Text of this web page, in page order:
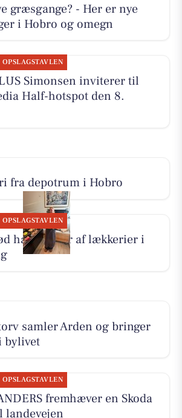
græsgange? - Her er nye
i Hobro og omegn
OPSLAGSTAVLEN
Simonsen inviterer til
Half-hotspot den 8.
fra depotrum i Hobro
OPSLAGSTAVLEN
har masser af lækkerier i
samler Arden og bringer
bylivet
OPSLAGSTAVLEN
fremhæver en Skoda
landevejen